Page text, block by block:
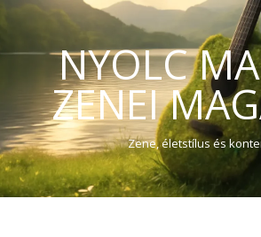
NYOLC
ZENEI
Zene, életstílus és